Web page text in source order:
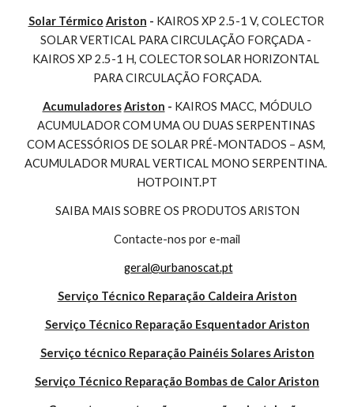
Solar Térmico Ariston - KAIROS XP 2.5-1 V, COLECTOR
SOLAR VERTICAL PARA CIRCULAÇÃO FORÇADA -
KAIROS XP 2.5-1 H, COLECTOR SOLAR HORIZONTAL
PARA CIRCULAÇÃO FORÇADA.
Acumuladores Ariston - KAIROS MACC, MÓDULO
ACUMULADOR COM UMA OU DUAS SERPENTINAS
COM ACESSÓRIOS DE SOLAR PRÉ-MONTADOS – ASM,
ACUMULADOR MURAL VERTICAL MONO SERPENTINA.
HOTPOINT.PT
SAIBA MAIS SOBRE OS PRODUTOS ARISTON
Contacte-nos por e-mail
geral@urbanoscat.pt
Serviço Técnico Reparação Caldeira Ariston
Serviço Técnico Reparação Esquentador Ariston
Serviço técnico Reparação Painéis Solares Ariston
Serviço Técnico Reparação Bombas de Calor Ariston